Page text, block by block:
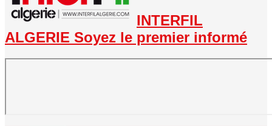
INTERFIL
ALGERIE Soyez le premier informé